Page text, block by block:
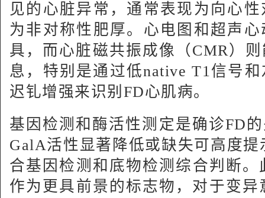
见的心脏异常，通常表现为向心
为非对称性肥厚。心电图和超声
具，而心脏磁共振成像（CMR）
息，特别是通过低native T1信号
迟钆增强来识别FD心肌病。
基因检测和酶活性测定是确诊FD
GalA活性显著降低或缺失可高度
合基因检测和底物检测综合判断
作为更具前景的标志物，对于变